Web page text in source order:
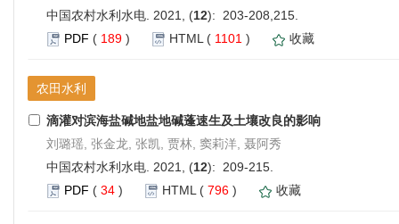
中国农村水利水电. 2021, (12): 203-208,215.
PDF ( 189 ) HTML ( 1101 ) 收藏
农田水利
滴灌对滨海盐碱地盐地碱蓬速生及土壤改良的影响
刘璐瑶, 张金龙, 张凯, 贾林, 窦莉洋, 聂阿秀
中国农村水利水电. 2021, (12): 209-215.
PDF ( 34 ) HTML ( 796 ) 收藏